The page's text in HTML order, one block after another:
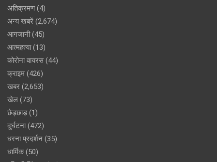
अतिक्रमण(4)
अन्य खबरें (2,674)
आगजानी(45)
आत्महत्या(13)
कोरोना वायरस (44)
क्राइम (426)
खबर (2,653)
खेल (73)
छेड़छाड़(1)
दुर्घटना(472)
धरना प्रदर्शन (35)
धार्मिक(50)